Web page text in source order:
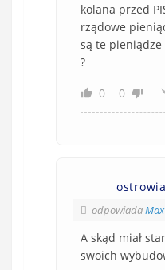
kolana przed
rządowe
są te
?
0 0
odpowiadaMax
A skąd miał
swoich